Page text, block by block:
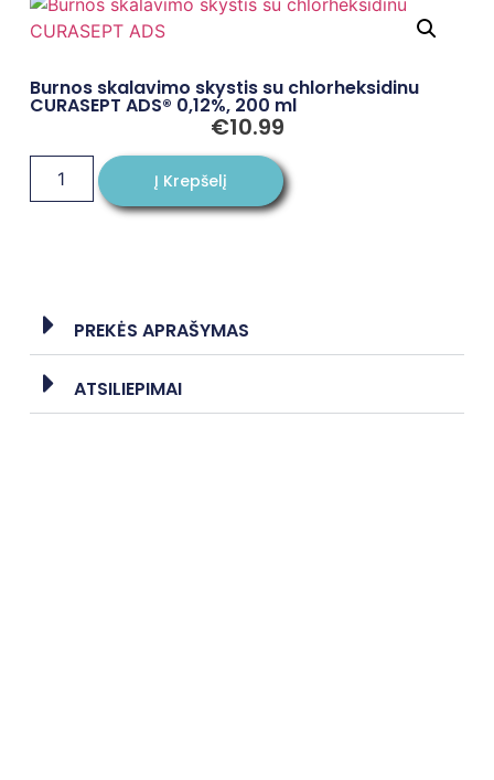
Burnos skalavimo skystis su chlorheksidinu
CURASEPT ADS® 0,12%, 200 ml
€10.99
PREKĖS APRAŠYMAS
ATSILIEPIMAI
Į Krepšelį